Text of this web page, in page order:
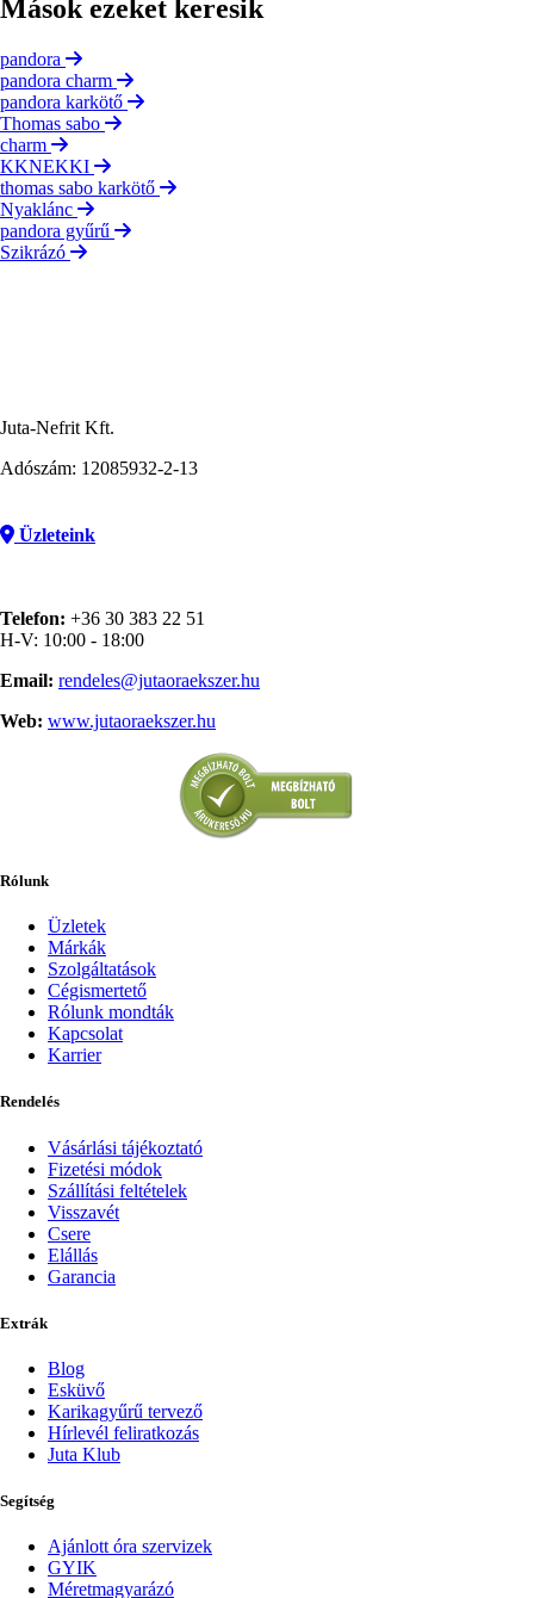
Mások ezeket keresik
pandora
pandora charm
pandora karkötő
Thomas sabo
charm
KKNEKKI
thomas sabo karkötő
Nyaklánc
pandora gyűrű
Szikrázó
Juta-Nefrit Kft.
Adószám: 12085932-2-13
Üzleteink
Telefon: +36 30 383 22 51
H-V: 10:00 - 18:00
Email: rendeles@jutaoraekszer.hu
Web: www.jutaoraekszer.hu
Rólunk
Üzletek
Márkák
Szolgáltatások
Cégismertető
Rólunk mondták
Kapcsolat
Karrier
Rendelés
Vásárlási tájékoztató
Fizetési módok
Szállítási feltételek
Visszavét
Csere
Elállás
Garancia
Extrák
Blog
Esküvő
Karikagyűrű tervező
Hírlevél feliratkozás
Juta Klub
Segítség
Ajánlott óra szervizek
GYIK
Méretmagyarázó